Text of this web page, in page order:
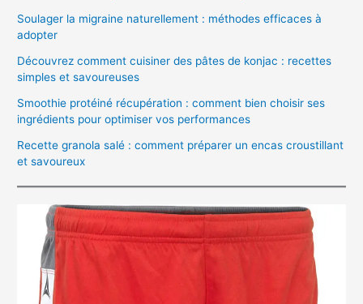
Soulager la migraine naturellement : méthodes efficaces à
adopter
Découvrez comment cuisiner des pâtes de konjac : recettes
simples et savoureuses
Smoothie protéiné récupération : comment bien choisir ses
ingrédients pour optimiser vos performances
Recette granola salé : comment préparer un encas croustillant
et savoureux